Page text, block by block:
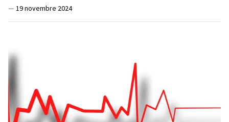
— 19 novembre 2024